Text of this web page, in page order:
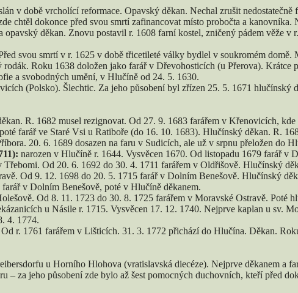
v době vrcholící reformace. Opavský děkan. Nechal zrušit
chtěl dokonce před svou smrtí zafinancovat místo probočta a
opavský děkan. Znovu postavil r. 1608 farní kostel, zničený pádem věže
svou smrtí v r. 1625 v době třicetileté války bydlel v soukromém
rodák. Roku 1638 doložen jako farář v Dřevohosticích (u Přerova). Krátce
a svobodných umění, v Hlučíně od 24. 5. 1630.
(Polsko). Šlechtic. Za jeho působení byl zřízen 25. 5. 1671
R. 1682 musel rezignovat. Od 27. 9. 1683 farářem v Křenovicích, kde
farář ve Staré Vsi u Ratiboře (do 16. 10. 1683). Hlučínský děkan. R.
20. 6. 1689 dosazen na faru v Sudicích, ale už v srpnu přeložen do
narozen v Hlučíně r. 1644. Vysvěcen 1670. Od listopadu 1679 farář v
Třebomi. Od 20. 6. 1692 do 30. 4. 1711 farářem v Oldřišově. Hlučínský
Od 9. 12. 1698 do 20. 5. 1715 farář v Dolním Benešově. Hlučínský
v Dolním Benešově, poté v Hlučíně děkanem.
Od 8. 11. 1723 do 30. 8. 1725 farářem v Moravské Ostravě. Poté
u Násile r. 1715. Vysvěcen 17. 12. 1740. Nejprve kaplan u sv.
4. 1774.
r. 1761 farářem v Lišticích. 31. 3. 1772 přichází do Hlučína. Děkan.
u Horního Hlohova (vratislavská diecéze). Nejprve děkanem a
– za jeho působení zde bylo až šest pomocných duchovních, kteří před